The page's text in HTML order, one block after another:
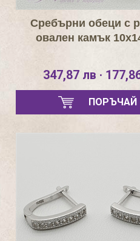
Сребърни обеци с
овален камък
347,87 лв ·
ПОРЪЧАЙ